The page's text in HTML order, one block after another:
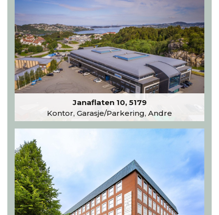
Janaflaten 10, 5179
Kontor, Garasje/Parkering, Andre